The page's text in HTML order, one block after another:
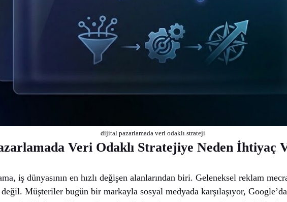
dijital pazarlamada veri odaklı strateji
Veri Odaklı Stratejiye Neden İhtiyaç
, iş dünyasının en hızlı değişen alanlarından biri. Geleneksel reklam
Müşteriler bugün bir markayla sosyal medyada karşılaşıyor,